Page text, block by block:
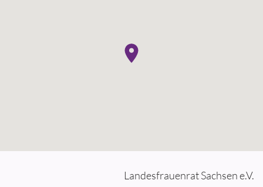
Landesfrauenrat Sachsen e.V.